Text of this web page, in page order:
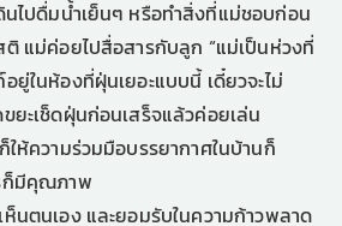
นไปดื่มน้ำเย็นๆ หรือทำสิ่งที่แม่ชอบก่อน
แม่ค่อยไปสื่อสารกับลูก “แม่เป็นห่วงที่
ยู่ในห้องที่ฝุ่นเยอะแบบนี้ เดี๋ยวจะไม่
ยะเช็ดฝุ่นก่อนเสร็จแล้วค่อยเล่น
ห้ความร่วมมือบรรยากาศในบ้านก็
ก็มีคุณภาพ
นตนเอง และยอมรับในความก้าวพลาด